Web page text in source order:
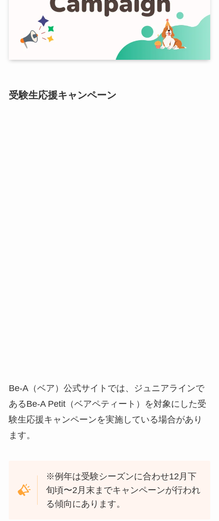
受験生応援キャンペーン
Be-A（ベア）公式サイトでは、ジュニアラインで
あるBe-A Petit（ベアペティート）を対象にした受
験生応援キャンペーンを実施している場合があり
ます。
※例年は受験シーズンに合わせ12月下
旬頃〜2月末までキャンペーンが行われ
る傾向にあります。